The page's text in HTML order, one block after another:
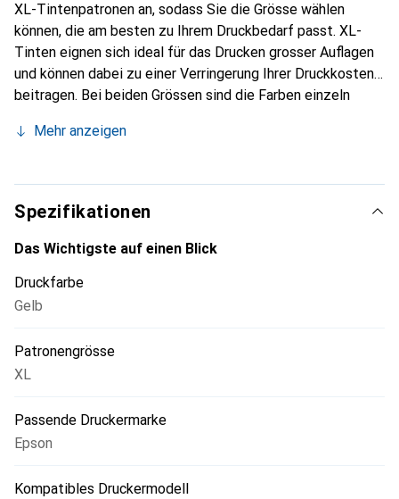
XL-Tintenpatronen an, sodass Sie die Grösse wählen
können, die am besten zu Ihrem Druckbedarf passt. XL-
Tinten eignen sich ideal für das Drucken grosser Auflagen
und können dabei zu einer Verringerung Ihrer Druckkosten
beitragen. Bei beiden Grössen sind die Farben einzeln
ersetzt werden muss. Das bedeutet weniger Abfall und
Mehr anzeigen
Spezifikationen
Das Wichtigste auf einen Blick
Druckfarbe
Gelb
Patronengrösse
XL
Passende Druckermarke
Epson
Kompatibles Druckermodell